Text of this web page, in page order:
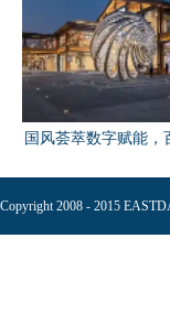
国风荟萃数字赋能，
Copyright 2008 - 2015